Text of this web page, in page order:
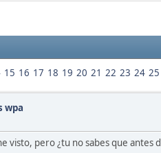
15 16 17 18 19 20 21 22 23 24 25
wpa
visto, pero ¿tu no sabes que